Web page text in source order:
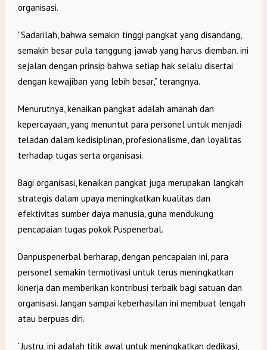
organisasi.
“Sadarilah, bahwa semakin tinggi pangkat yang disandang,
semakin besar pula tanggung jawab yang harus diemban. ini
sejalan dengan prinsip bahwa setiap hak selalu disertai
dengan kewajiban yang lebih besar,” terangnya.
Menurutnya, kenaikan pangkat adalah amanah dan
kepercayaan, yang menuntut para personel untuk menjadi
teladan dalam kedisiplinan, profesionalisme, dan loyalitas
terhadap tugas serta organisasi.
Bagi organisasi, kenaikan pangkat juga merupakan langkah
strategis dalam upaya meningkatkan kualitas dan
efektivitas sumber daya manusia, guna mendukung
pencapaian tugas pokok Puspenerbal.
Danpuspenerbal berharap, dengan pencapaian ini, para
personel semakin termotivasi untuk terus meningkatkan
kinerja dan memberikan kontribusi terbaik bagi satuan dan
organisasi. Jangan sampai keberhasilan ini membuat lengah
atau berpuas diri.
“Justru, ini adalah titik awal untuk meningkatkan dedikasi,